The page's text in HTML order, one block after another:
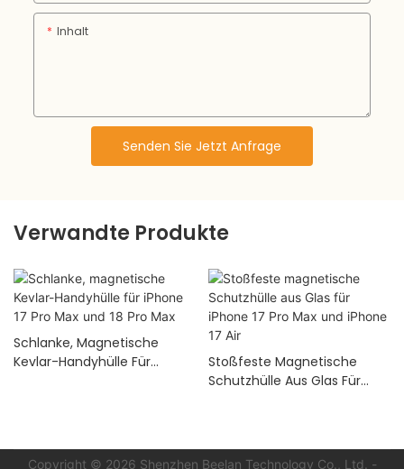
Inhalt
Senden Sie Jetzt Anfrage
Verwandte Produkte
Schlanke, Magnetische
Kevlar-Handyhülle Für
Stoßfeste Magnetische
Schutzhülle Aus Glas Für
Copyright © 2026 Shenzhen Beelan Technology Co., Ltd. -